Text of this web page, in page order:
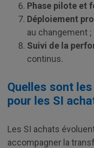
Phase pilote et
Déploiement
au changement ;
Suivi de la
continus.
Quelles sont
pour les SI
Les SI achats
accompagner la